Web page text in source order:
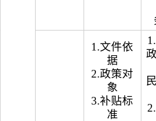
1.文件依
据
2.政策对
象
3.补贴标
准